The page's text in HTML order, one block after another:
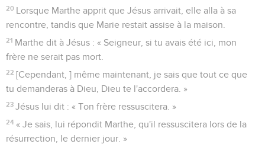
20 Lorsque Marthe apprit que Jésus arrivait, elle alla à sa
rencontre, tandis que Marie restait assise à la maison.
21 Marthe dit à Jésus : « Seigneur, si tu avais été ici, mon
frère ne serait pas mort.
22 [Cependant, ] même maintenant, je sais que tout ce que
tu demanderas à Dieu, Dieu te l'accordera. »
23 Jésus lui dit : « Ton frère ressuscitera. »
24 « Je sais, lui répondit Marthe, qu'il ressuscitera lors de la
résurrection, le dernier jour. »